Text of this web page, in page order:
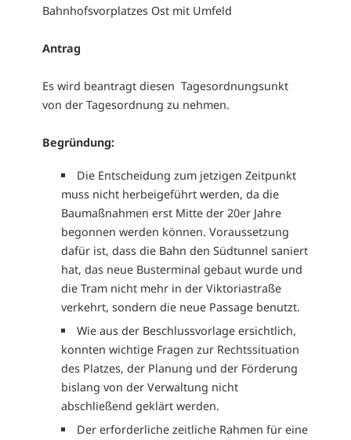
Bahnhofsvorplatzes Ost mit Umfeld
Antrag
Es wird beantragt diesen Tagesordnungsunkt
von der Tagesordnung zu nehmen.
Begründung:
Die Entscheidung zum jetzigen Zeitpunkt
muss nicht herbeigeführt werden, da die
Baumaßnahmen erst Mitte der 20er Jahre
begonnen werden können. Voraussetzung
dafür ist, dass die Bahn den Südtunnel saniert
hat, das neue Busterminal gebaut wurde und
die Tram nicht mehr in der Viktoriastraße
verkehrt, sondern die neue Passage benutzt.
Wie aus der Beschlussvorlage ersichtlich,
konnten wichtige Fragen zur Rechtssituation
des Platzes, der Planung und der Förderung
bislang von der Verwaltung nicht
abschließend geklärt werden.
Der erforderliche zeitliche Rahmen für eine